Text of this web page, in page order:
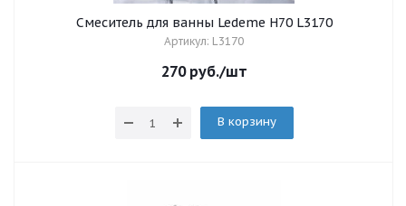
Смеситель для ванны Ledeme H70 L3170
Артикул: L3170
270руб./шт
В корзину